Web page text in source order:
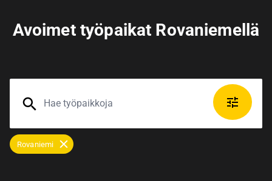
Avoimet työpaikat Rovaniemellä
Rovaniemi